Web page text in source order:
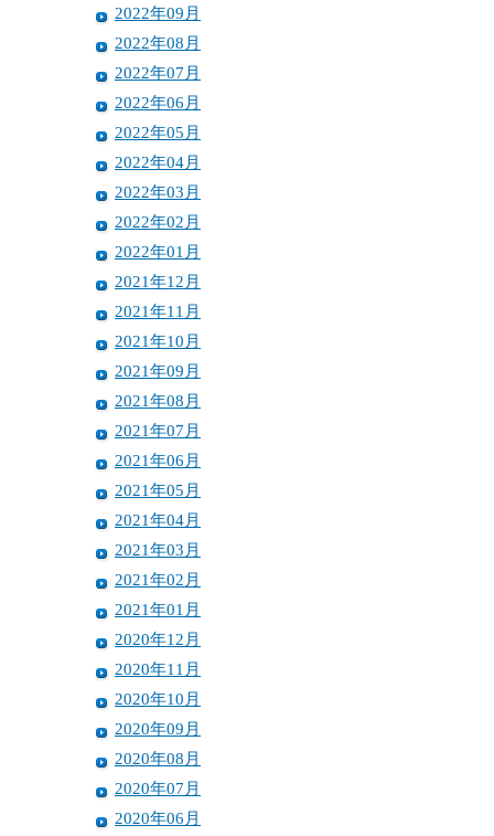
2022年09月
2022年08月
2022年07月
2022年06月
2022年05月
2022年04月
2022年03月
2022年02月
2022年01月
2021年12月
2021年11月
2021年10月
2021年09月
2021年08月
2021年07月
2021年06月
2021年05月
2021年04月
2021年03月
2021年02月
2021年01月
2020年12月
2020年11月
2020年10月
2020年09月
2020年08月
2020年07月
2020年06月